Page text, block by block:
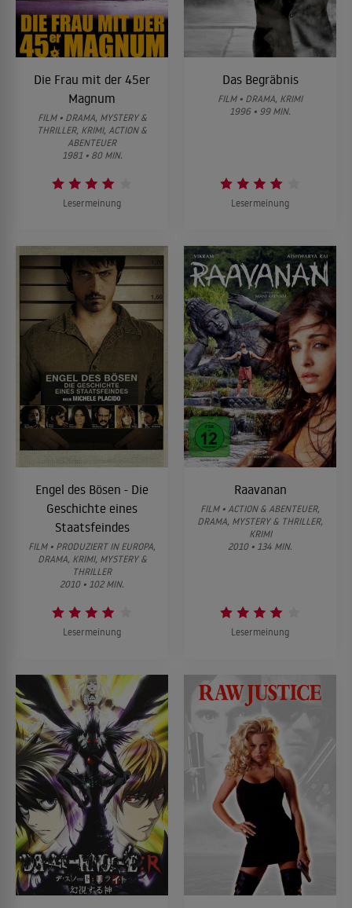
Die Frau mit der 45er
Magnum
FILM • DRAMA, MYSTERY &
THRILLER, KRIMI, ACTION &
ABENTEUER
1981 • 80 MIN.
Lesermeinung
Das Begräbnis
FILM • DRAMA, KRIMI
1996 • 99 MIN.
Lesermeinung
Engel des Bösen - Die
Geschichte eines
Staatsfeindes
FILM • PRODUZIERT IN EUROPA,
DRAMA, KRIMI, MYSTERY &
THRILLER
2010 • 102 MIN.
Lesermeinung
Raavanan
FILM • ACTION & ABENTEUER,
DRAMA, MYSTERY & THRILLER,
KRIMI
2010 • 134 MIN.
Lesermeinung